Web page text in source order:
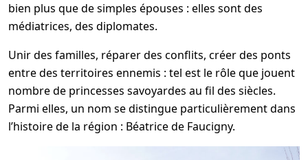
bien plus que de simples épouses : elles sont des
médiatrices, des diplomates.
Unir des familles, réparer des conflits, créer des ponts
entre des territoires ennemis : tel est le rôle que jouent
nombre de princesses savoyardes au fil des siècles.
Parmi elles, un nom se distingue particulièrement dans
l’histoire de la région : Béatrice de Faucigny.